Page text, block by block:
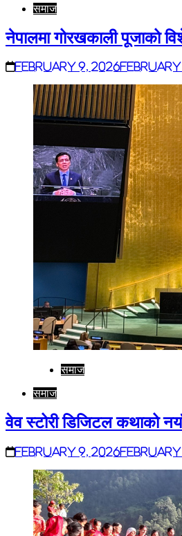
समाज
नेपालमा गोरखकाली पूजाको
February 9, 2026February
समाज
समाज
वेव स्टोरी डिजिटल कथाको
February 9, 2026February